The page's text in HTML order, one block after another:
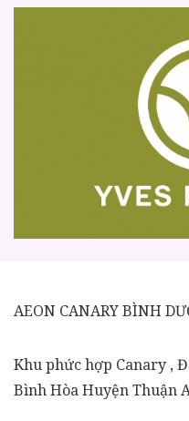
AEON CANARY BÌNH
Khu phức hợp Canary ,
Bình Hòa Huyện Thuận